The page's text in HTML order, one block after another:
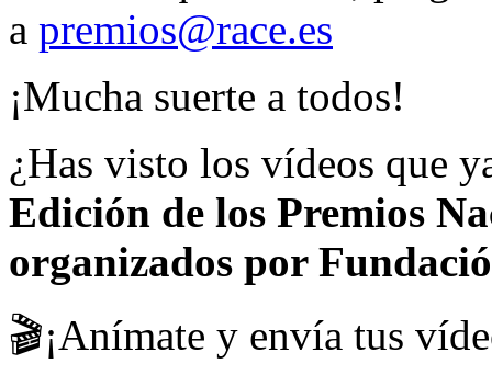
a premios@race.es
¡Mucha suerte a todos!
¿Has visto los vídeos que
Edición de los Premios
organizados por
🎬¡Anímate y envía tus